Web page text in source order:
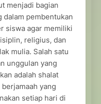
menjadi bagian
dalam pembentukan
siswa agar memiliki
religius, dan
mulia. Salah satu
unggulan yang
adalah shalat
yang
setiap hari di